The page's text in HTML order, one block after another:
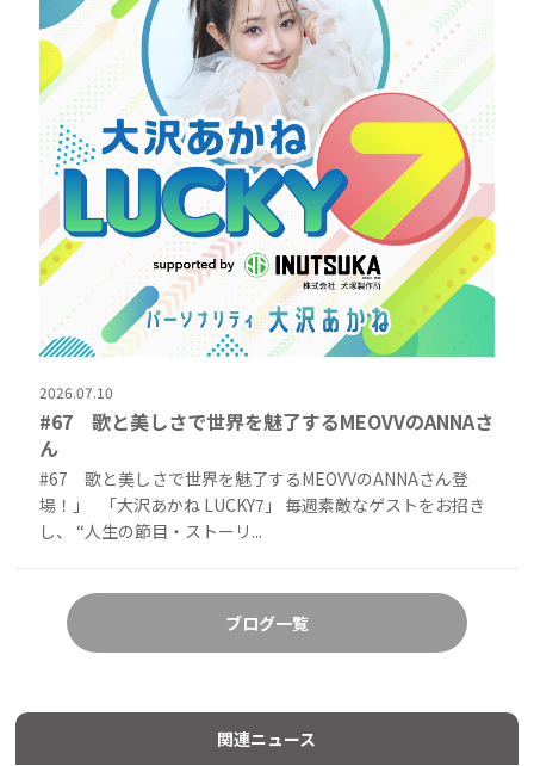
2026.07.10
#67 歌と美しさで世界を魅了するMEOVVのANNAさ
ん
#67 歌と美しさで世界を魅了するMEOVVのANNAさん登
場！」 「大沢あかね LUCKY7」 毎週素敵なゲストをお招き
し、 “人生の節目・ストーリ...
ブログ一覧
関連ニュース